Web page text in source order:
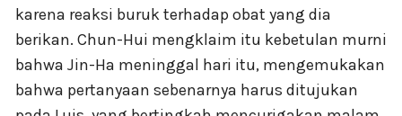
karena reaksi buruk terhadap obat yang dia
berikan. Chun-Hui mengklaim itu kebetulan murni
bahwa Jin-Ha meninggal hari itu, mengemukakan
bahwa pertanyaan sebenarnya harus ditujukan